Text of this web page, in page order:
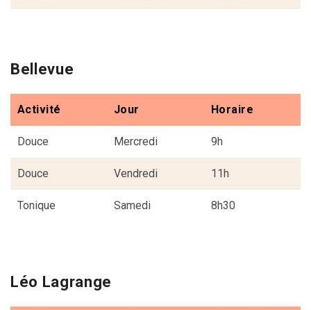
Bellevue
Activité Jour Horaire
Douce Mercredi 9h
Douce Vendredi 11h
Tonique Samedi 8h30
Léo Lagrange